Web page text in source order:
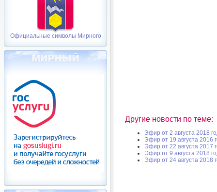
Официальные символы Мирного
Другие новости по теме:
Эфир от 2 августа 2018
Эфир от 19 августа 2016
Эфир от 22 августа 2017
Эфир от 9 августа 2018
Эфир от 24 августа 2018